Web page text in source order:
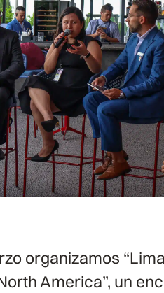
organizamos
America”, un